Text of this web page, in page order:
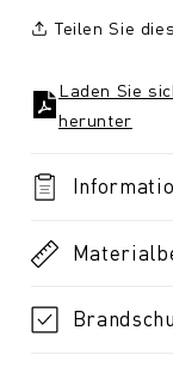
Teilen Sie
Laden Sie
herunter